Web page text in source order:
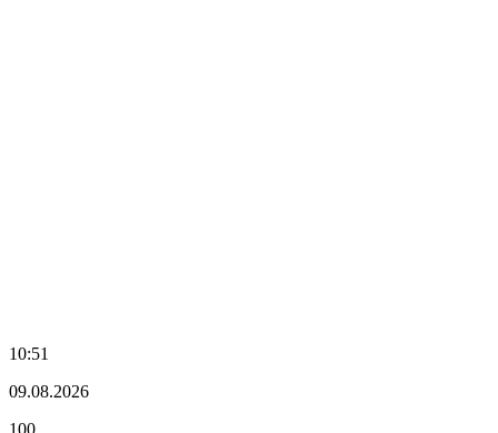
10:51
09.08.2026
100